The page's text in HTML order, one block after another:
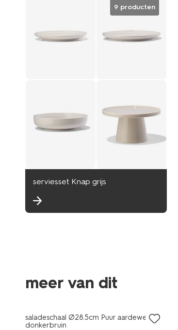
9 producten
serviesset Knap grijs
meer van dit
saladeschaal Ø28.5cm Puur aardewerk
donkerbruin